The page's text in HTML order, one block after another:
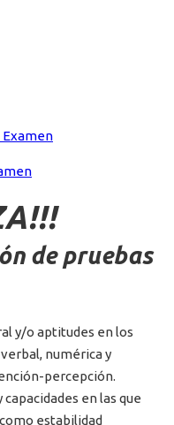
Examen
de pruebas
y/o aptitudes en los
numérica y
percepción.
en las que
estabilidad